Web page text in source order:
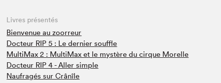
Livres présentés
Bienvenue au zoorreur
Docteur RIP 5 : Le dernier souffle
MultiMax 2 : MultiMax et le mystère du cirque Morelle
Docteur RIP 4 - Aller simple
Naufragés sur Crânîle